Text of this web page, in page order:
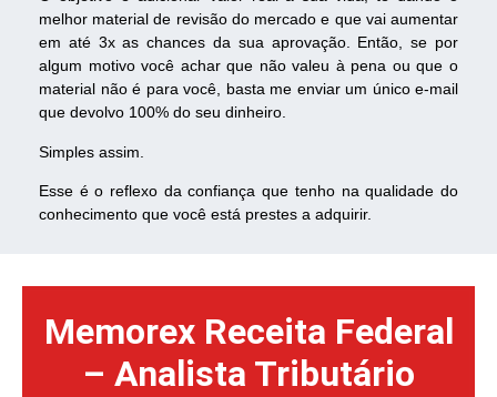
melhor material de revisão do mercado e que vai aumentar
em até 3x as chances da sua aprovação. Então, se por
algum motivo você achar que não valeu à pena ou que o
material não é para você, basta me enviar um único e-mail
que devolvo 100% do seu dinheiro.
Simples assim.
Esse é o reflexo da confiança que tenho na qualidade do
conhecimento que você está prestes a adquirir.
Memorex Receita Federal
– Analista Tributário